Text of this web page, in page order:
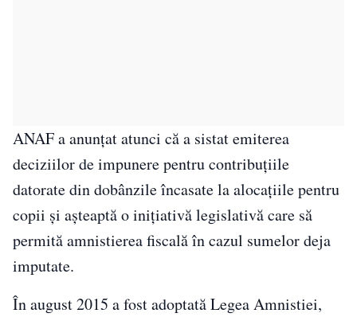
ANAF a anunţat atunci că a sistat emiterea
deciziilor de impunere pentru contribuţiile
datorate din dobânzile încasate la alocaţiile pentru
copii şi aşteaptă o iniţiativă legislativă care să
permită amnistierea fiscală în cazul sumelor deja
imputate.
În august 2015 a fost adoptată Legea Amnistiei,